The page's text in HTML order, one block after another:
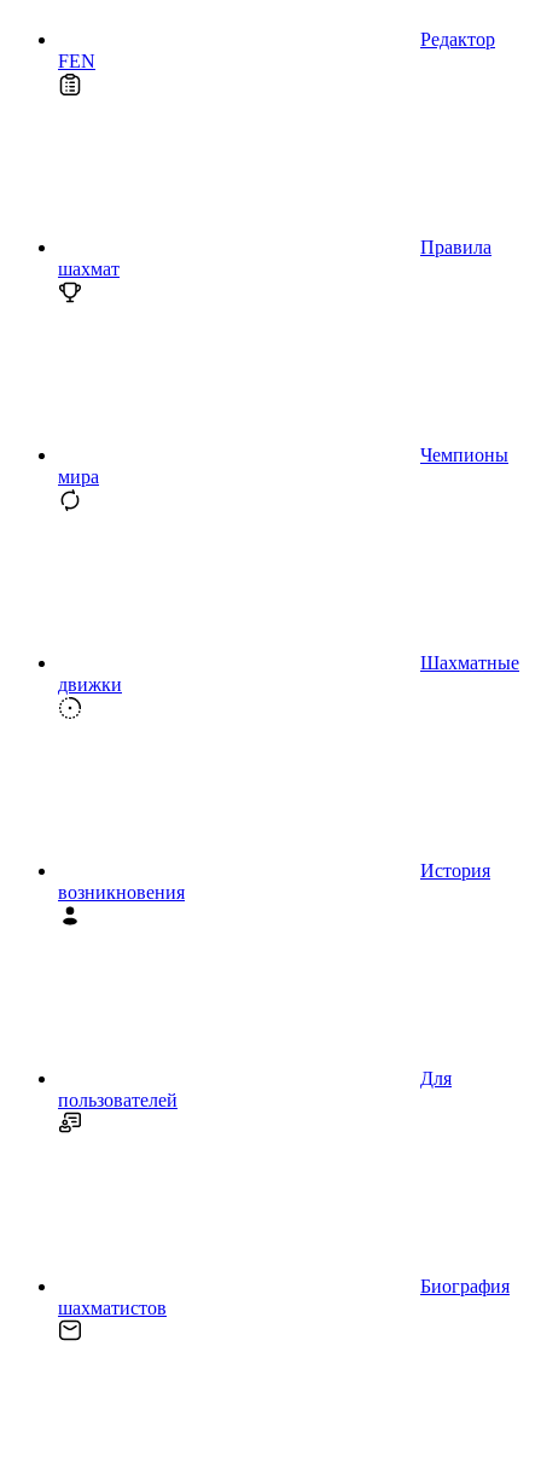
Редактор
FEN
Правила
шахмат
Чемпионы
мира
Шахматные
движки
История
возникновения
Для
пользователей
Биография
шахматистов